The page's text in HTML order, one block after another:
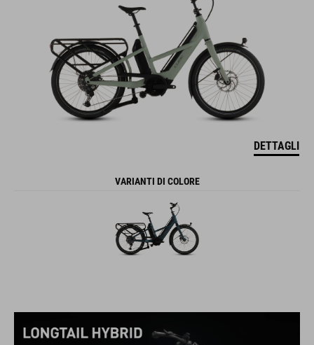
DETTAGLI
VARIANTI DI COLORE